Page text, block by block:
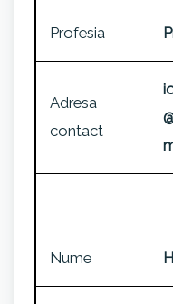
Profesia
Adresa
contact
Nume